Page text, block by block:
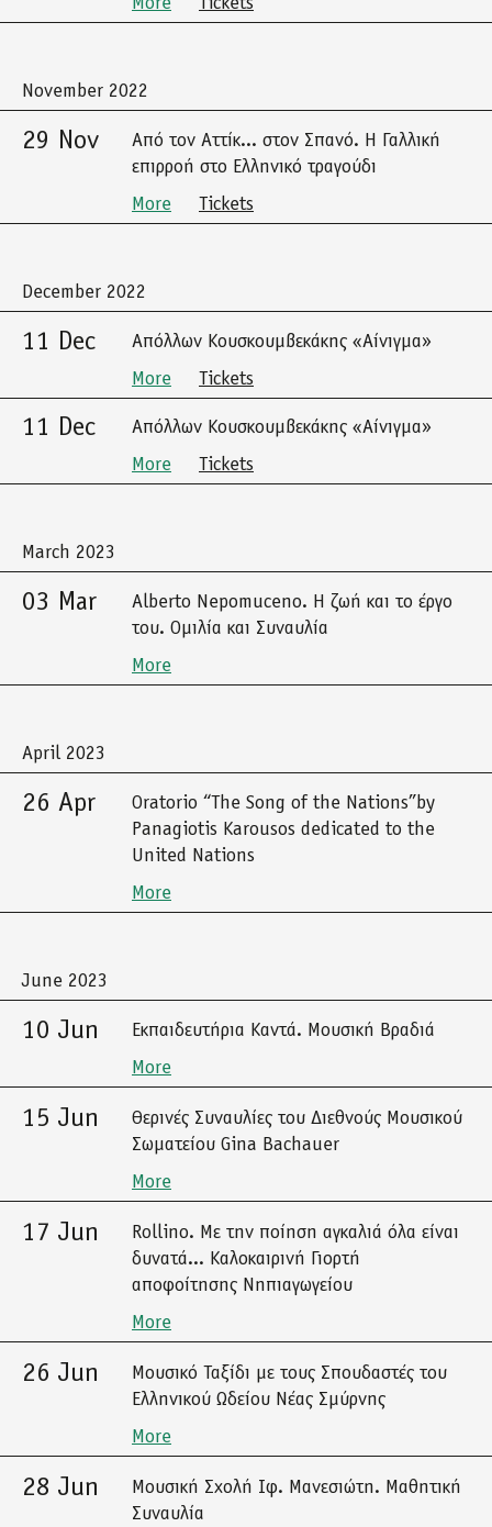
November 2022
29 Nov
Από τον Αττίκ... στον Σπανό. Η Γαλλική
επιρροή στο Ελληνικό τραγούδι
More
Tickets
December 2022
11 Dec
Απόλλων Κουσκουμβεκάκης «Αίνιγμα»
More
Tickets
11 Dec
Απόλλων Κουσκουμβεκάκης «Αίνιγμα»
More
Tickets
March 2023
03 Mar
Alberto Nepomuceno. Η ζωή και το έργο
του. Ομιλία και Συναυλία
More
April 2023
26 Apr
Oratorio “The Song of the Nations”by
Panagiotis Karousos dedicated to the
United Nations
More
June 2023
10 Jun
Εκπαιδευτήρια Καντά. Μουσική Βραδιά
More
15 Jun
Θερινές Συναυλίες του Διεθνούς Μουσικού
Σωματείου Gina Bachauer
More
17 Jun
Rollino. Με την ποίηση αγκαλιά όλα είναι
δυνατά... Καλοκαιρινή Γιορτή
αποφοίτησης Νηπιαγωγείου
More
26 Jun
Μουσικό Ταξίδι με τους Σπουδαστές του
Ελληνικού Ωδείου Νέας Σμύρνης
More
28 Jun
Μουσική Σχολή Ιφ. Μανεσιώτη. Μαθητική
Συναυλία